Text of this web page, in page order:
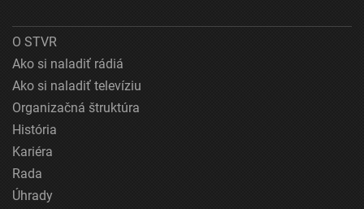
O STVR
Ako si naladiť rádiá
Ako si naladiť televíziu
Organizačná štruktúra
História
Kariéra
Rada
Úhrady